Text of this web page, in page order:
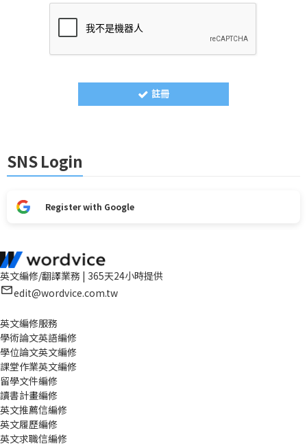
註冊
SNS Login
Register with Google
英文編修/翻譯業務 | 365天24小時提供
edit@wordvice.com.tw
英文編修服務
學術論文英語編修
學位論文英文編修
課堂作業英文編修
留學文件編修
讀書計畫編修
英文推薦信編修
英文履歷編修
英文求職信編修